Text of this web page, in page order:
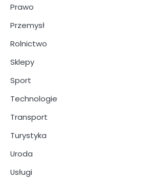
Prawo
Przemysł
Rolnictwo
Sklepy
Sport
Technologie
Transport
Turystyka
Uroda
Usługi